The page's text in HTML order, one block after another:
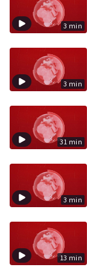
3 min
3 min
31 min
3 min
13 min